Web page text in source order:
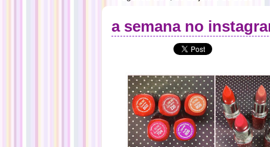
a semana no